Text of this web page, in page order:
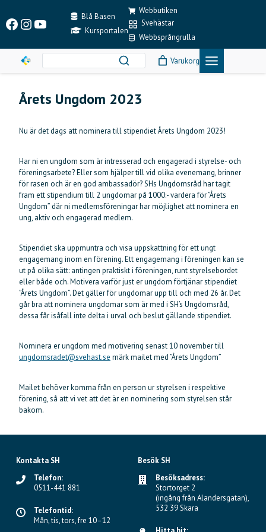
content
Facebook
Instagram
YouTubeBlå Basen
Kursportalen
Webbutiken
Svehästar
Webbsprångrulla
Varukorg
Årets Ungdom 2023
Nu är det dags att nominera till stipendiet Årets Ungdom 2023!
Har ni en ungdom som är intresserad och engagerad i styrelse- och
föreningsarbete? Eller som hjälper till vid olika evenemang, brinner
för rasen och är en god ambassadör? SHs Ungdomsråd har tagit
fram ett stipendium till 2 ungdomar på 1000:- vardera för ”Årets
Ungdom” där ni medlemsföreningar har möjlighet att nominera en
ung, aktiv och engagerad medlem.
Stipendiet ska uppmuntra och visa uppskattning för ett ungt
engagemang inom en förening. Ett engagemang i föreningen kan se
ut på olika sätt: antingen praktiskt i föreningen, runt styrelsebordet
eller både och. Motivera varför just er ungdom förtjänar stipendiet
”Årets Ungdom”. Det gäller för ungdomar upp till och med 26 år. Det
går bra att nominera ungdomar som är med i SH’s Ungdomsråd,
dessa får isåfall inte delta i urval och beslut gällande stipendiet.
Nominera er ungdom med motivering senast 10 november till
ungdomsradet@svehast.se märk mailet med ”Årets Ungdom”
Mailet behöver komma från en person ur styrelsen i respektive
förening, så att vi vet att det är en nominering som styrelsen står
bakom.
Kontakta SH
Telefon:
0511-441 881
Telefontid:
Mån, tis, tors, fre 10–12
Besök SH
Besöksadress:
Stortorget 2
(ingång från Alandersgatan),
532 39 Skara